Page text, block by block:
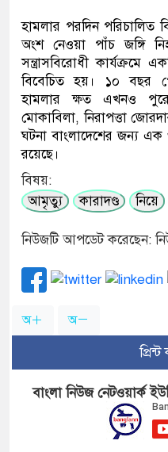
হামলার পরদিন পরিচালিত
অংশ নেওয়া পাঁচ জঙ্গি
সন্ত্রাসবিরোধী কার্যক্রমে
বিবেচিত হয়। ১০ বছর
হামলার ক্ষত এখনও
মোকাবিলা, নিরাপত্তা
ঘটনা বাংলাদেশের জন্য এক
রয়েছে।
বিষয়:
আমৃত্যু
কারাদণ্ড নিয়ে
নিউজটি আপডেট করেছেন:
অ অ
বাংলা নিউজ নেটওয়ার্ক